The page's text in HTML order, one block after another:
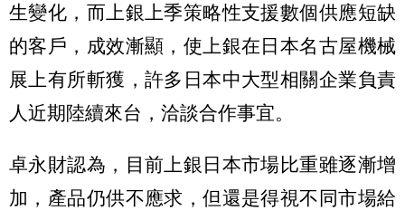
生變化，而上銀上季策略性支援數個供應短缺
的客戶，成效漸顯，使上銀在日本名古屋機械
展上有所斬獲，許多日本中大型相關企業負責
人近期陸續來台，洽談合作事宜。
卓永財認為，目前上銀日本市場比重雖逐漸增
加，產品仍供不應求，但還是得視不同市場給